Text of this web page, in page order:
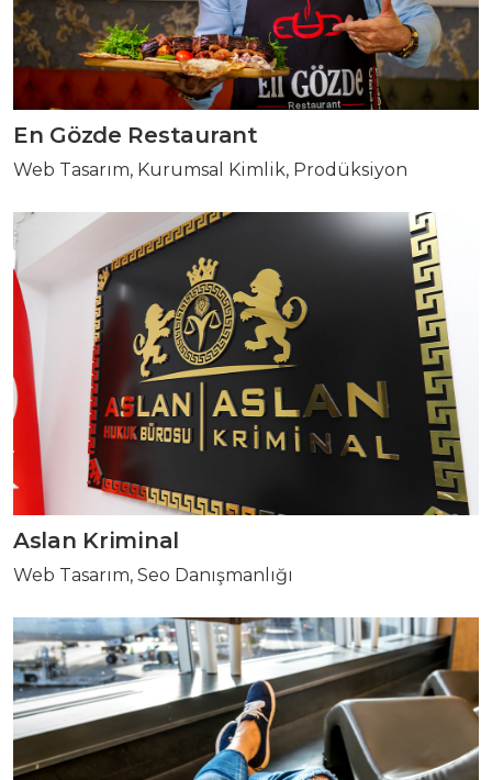
En Gözde Restaurant
Web Tasarım, Kurumsal Kimlik, Prodüksiyon
Aslan Kriminal
Web Tasarım, Seo Danışmanlığı